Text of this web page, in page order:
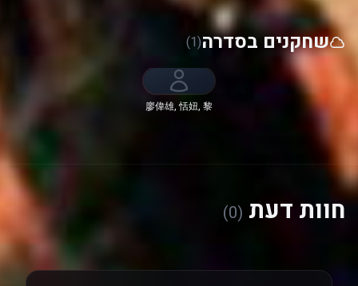
שחקנים בסדרה(1)
廖偉雄, 恬妞, 黎
חוות דעת (0)